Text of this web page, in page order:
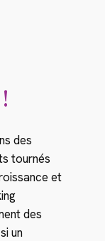
des
tournés
et
des
un